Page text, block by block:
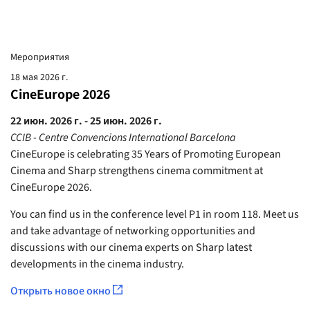
Мероприятия
18 мая 2026 г.
CineEurope 2026
22 июн. 2026 г. - 25 июн. 2026 г.
CCIB - Centre Convencions International Barcelona
CineEurope is celebrating 35 Years of Promoting European
Cinema and Sharp strengthens cinema commitment at
CineEurope 2026.
You can find us in the conference level P1 in room 118. Meet us
and take advantage of networking opportunities and
discussions with our cinema experts on Sharp latest
developments in the cinema industry.
Открыть новое окно